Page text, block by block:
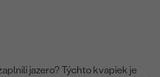
jazero? Týchto kvapiek je